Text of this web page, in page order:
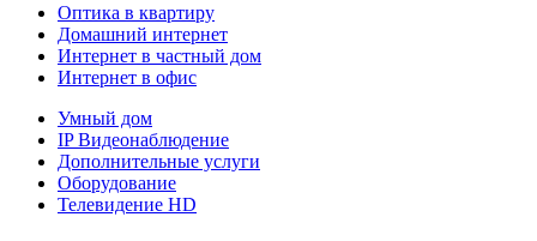
Оптика в квартиру
Домашний интернет
Интернет в частный дом
Интернет в офис
Умный дом
IP Видеонаблюдение
Дополнительные услуги
Оборудование
Телевидение HD